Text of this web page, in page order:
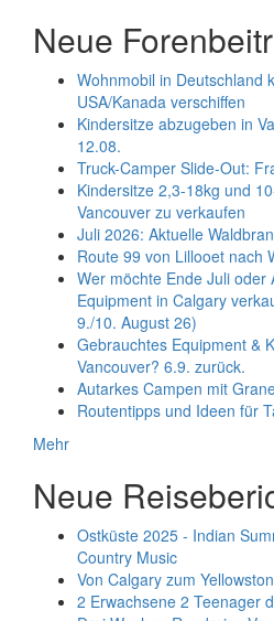
Neue
Wohnmobil in Deutschland
USA/Kanada verschiffen
Kindersitze abzugeben in
12.08.
Truck-Camper Slide-Out:
Kindersitze 2,3-18kg und
Vancouver zu verkaufen
Juli 2026: Aktuelle
Route 99 von Lillooet nach
Wer möchte Ende Juli oder
Equipment in Calgary
9./10. August 26)
Gebrauchtes Equipment &
Vancouver? 6.9. zurück.
Autarkes Campen mit
Routentipps und Ideen für
Mehr
Neue
Ostküste 2025 - Indian
Country Music
Von Calgary zum
2 Erwachsene 2 Teenager